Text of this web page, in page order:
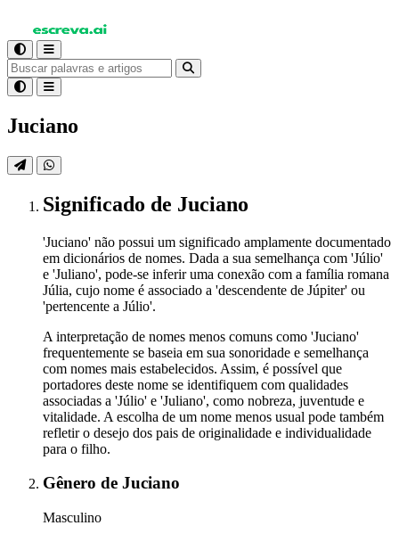
Juciano
Significado de Juciano
'Juciano' não possui um significado amplamente documentado
em dicionários de nomes. Dada a sua semelhança com 'Júlio'
e 'Juliano', pode-se inferir uma conexão com a família romana
Júlia, cujo nome é associado a 'descendente de Júpiter' ou
'pertencente a Júlio'.
A interpretação de nomes menos comuns como 'Juciano'
frequentemente se baseia em sua sonoridade e semelhança
com nomes mais estabelecidos. Assim, é possível que
portadores deste nome se identifiquem com qualidades
associadas a 'Júlio' e 'Juliano', como nobreza, juventude e
vitalidade. A escolha de um nome menos usual pode também
refletir o desejo dos pais de originalidade e individualidade
para o filho.
Gênero de Juciano
Masculino